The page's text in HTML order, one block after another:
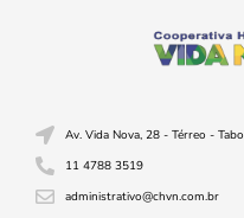
Av. Vida Nova, 28 - Térreo -
11 4788 3519
administrativo@chvn.com.br